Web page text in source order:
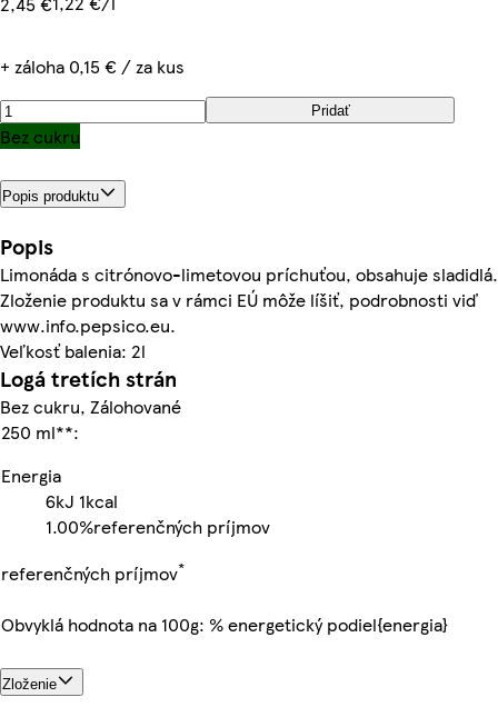
+ záloha 0,15 € / za kus
Pridať
Bez cukru
Popis produktu
Popis
Limonáda s citrónovo-limetovou príchuťou, obsahuje sladidlá.
Zloženie produktu sa v rámci EÚ môže líšiť, podrobnosti viď
www.info.pepsico.eu.
Veľkosť balenia: 2l
Logá tretích strán
Bez cukru, Zálohované
250 ml**:
Energia
6kJ 1kcal
1.00%referenčných príjmov
referenčných príjmov*
Obvyklá hodnota na 100g: % energetický podiel{energia}
Zloženie